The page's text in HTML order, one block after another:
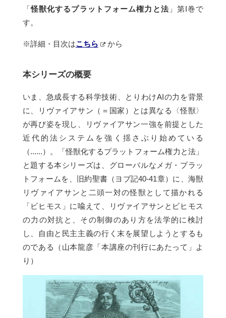
「怪獣化するプラットフォーム権力と法」第I巻で
す。
※詳細・目次はこちら から
本シリーズの概要
いま、急成長する科学技術、とりわけAIの力を背景
に、リヴァイアサン（＝国家）とは異なる〈怪獣〉
が再び姿を現し、リヴァイアサン一強を前提とした
近代的法システムを強く揺さぶり始めている
（......）。「怪獣化するプラットフォーム権力と法」
と題する本シリーズは、グローバルなメガ・プラッ
トフォームを、旧約聖書（ヨブ記40-41章）に、海獣
リヴァイアサンと二頭一対の怪獣として描かれる
「ビヒモス」に喩えて、リヴァイアサンとビヒモス
の力の対抗と、その制御のあり方を法学的に検討
し、自由と民主主義の行く末を展望しようとするも
のである（山本龍彦「本講座の刊行にあたって」よ
り）